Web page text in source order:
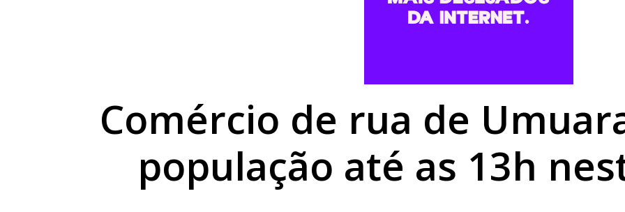
Sicredi reforça compromisso com Goioerê durante a Expo Goio, que começa nesta
Comércio de rua de
população até as 13h